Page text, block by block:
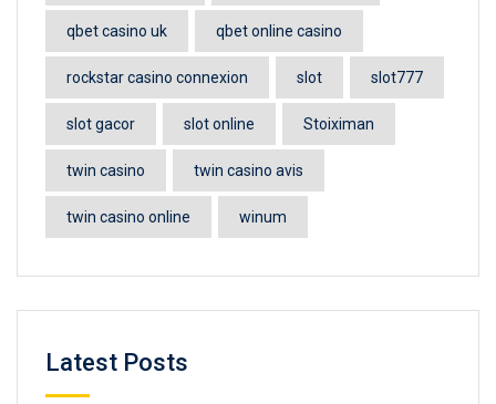
qbet casino uk qbet online casino
rockstar casino connexion slot slot777
slot gacor slot online Stoiximan
twin casino twin casino avis
twin casino online winum
Latest Posts